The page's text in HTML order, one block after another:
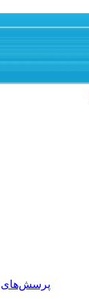
پرسش‌های